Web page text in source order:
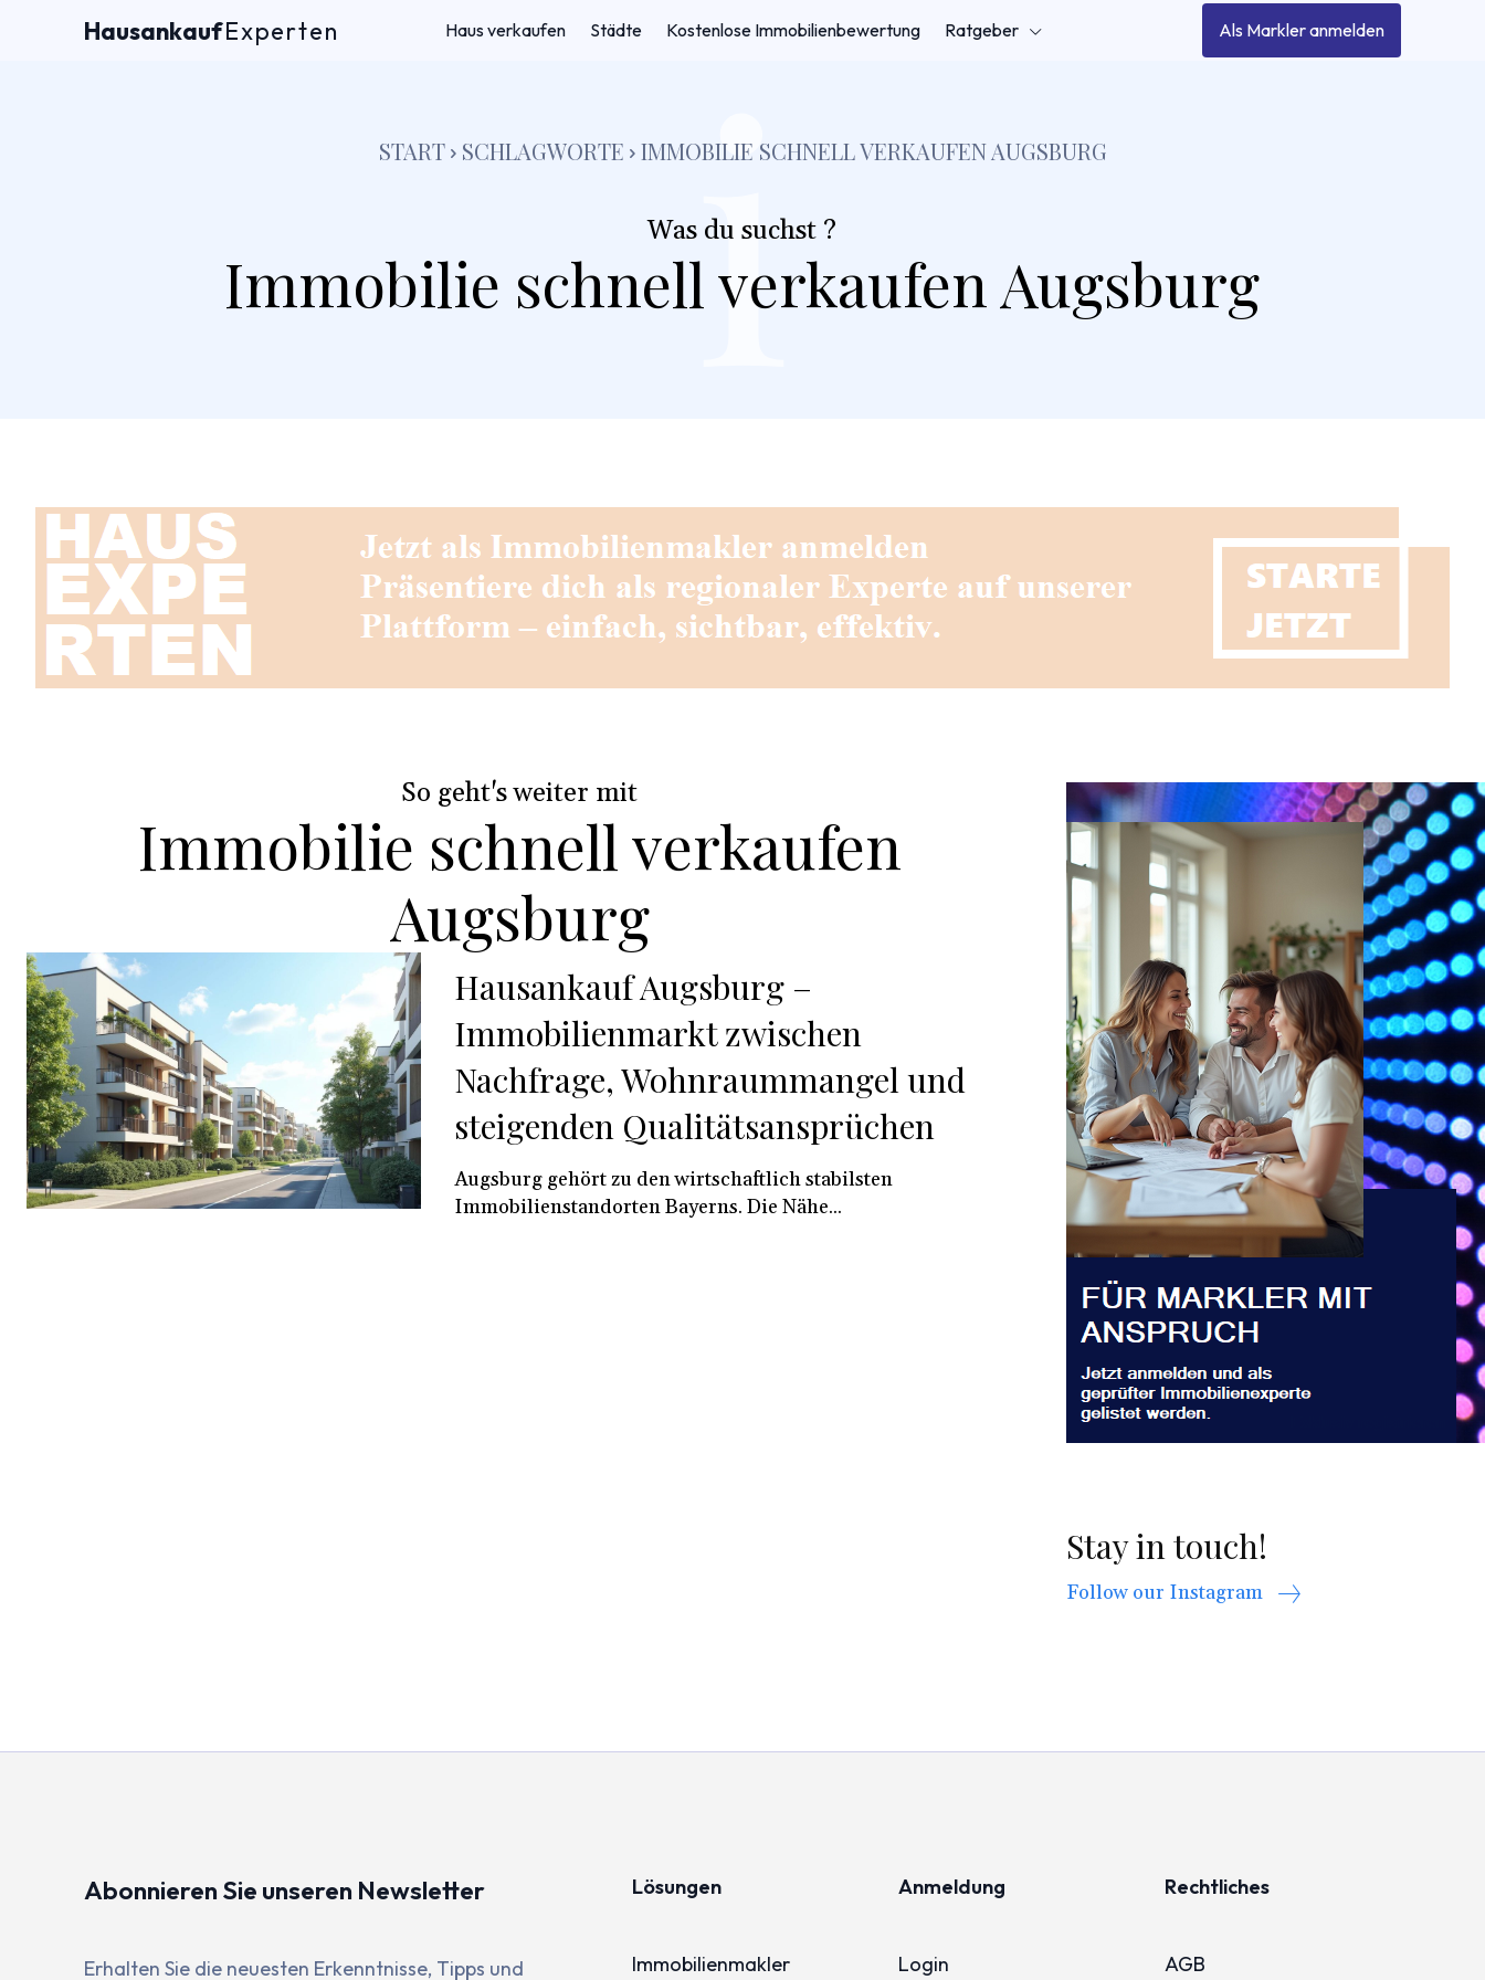
HausankaufExperten Haus verkaufen Städte Kostenlose Immobilienbewertung Ratgeber Als Markler anmelden
START SCHLAGWORTE IMMOBILIE SCHNELL VERKAUFEN AUGSBURG
Was du suchst ?
Immobilie schnell verkaufen Augsburg
i
So geht's weiter mit
Immobilie schnell verkaufen
Augsburg
i
Hausankauf Augsburg –
Immobilienmarkt zwischen
Nachfrage, Wohnraummangel und
steigenden Qualitätsansprüchen
Augsburg gehört zu den wirtschaftlich stabilsten
Immobilienstandorten Bayerns. Die Nähe...
Stay in touch!
Follow our Instagram
Abonnieren Sie unseren Newsletter
Erhalten Sie die neuesten Erkenntnisse, Tipps und
Lösungen
Immobilienmakler
Anmeldung
Login
Rechtliches
AGB